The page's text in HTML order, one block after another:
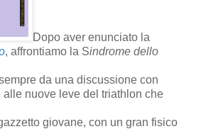
Dopo aver enunciato la
, affrontiamo la Sindrome dello
da una discussione con
nuove leve del triathlon che
giovane, con un gran fisico